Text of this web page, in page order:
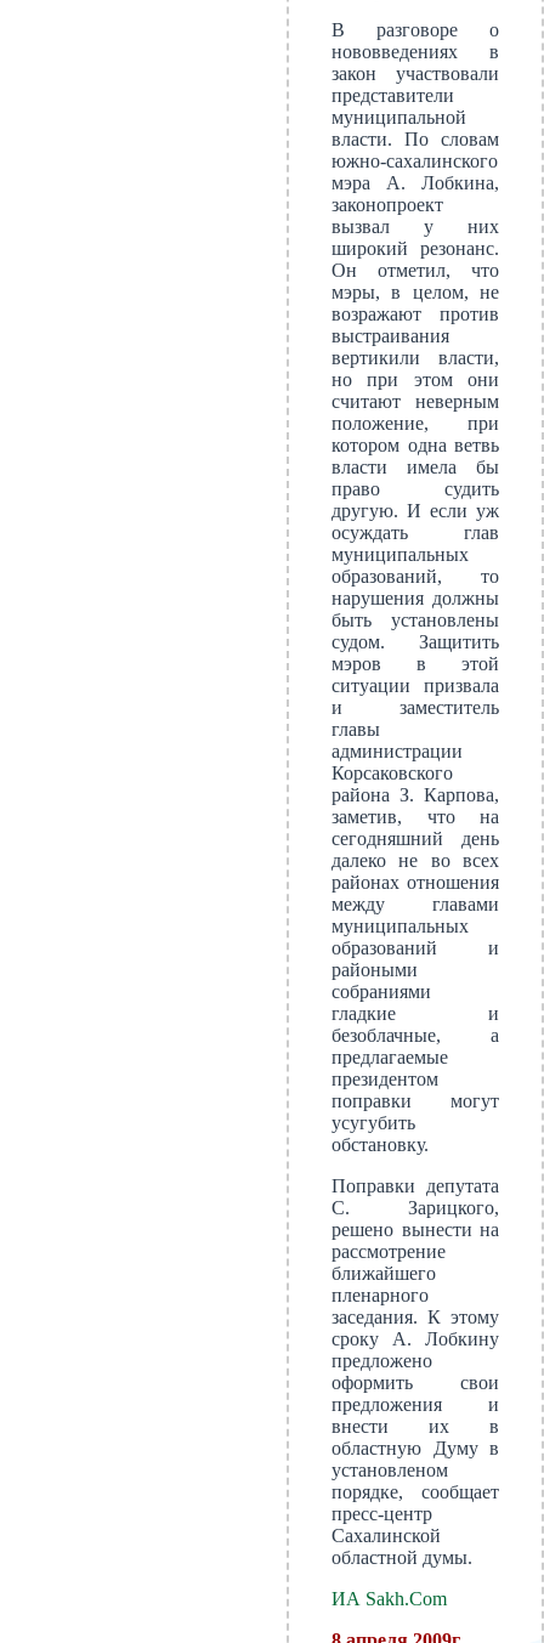
В разговоре о
нововведениях в
закон участвовали
представители
муниципальной
власти. По словам
южно-сахалинского
мэра А. Лобкина,
законопроект
вызвал у них
широкий резонанс.
Он отметил, что
мэры, в целом, не
возражают против
выстраивания
вертикили власти,
но при этом они
считают неверным
положение, при
котором одна ветвь
власти имела бы
право судить
другую. И если уж
осуждать глав
муниципальных
образований, то
нарушения должны
быть установлены
судом. Защитить
мэров в этой
ситуации призвала
и заместитель
главы
администрации
Корсаковского
района З. Карпова,
заметив, что на
сегодняшний день
далеко не во всех
районах отношения
между главами
муниципальных
образований и
райоными
собраниями
гладкие и
безоблачные, а
предлагаемые
президентом
поправки могут
усугубить
обстановку.
Поправки депутата
С. Зарицкого,
решено вынести на
рассмотрение
ближайшего
пленарного
заседания. К этому
сроку А. Лобкину
предложено
оформить свои
предложения и
внести их в
областную Думу в
установленом
порядке, сообщает
пресс-центр
Сахалинской
областной думы.
ИА Sakh.Com